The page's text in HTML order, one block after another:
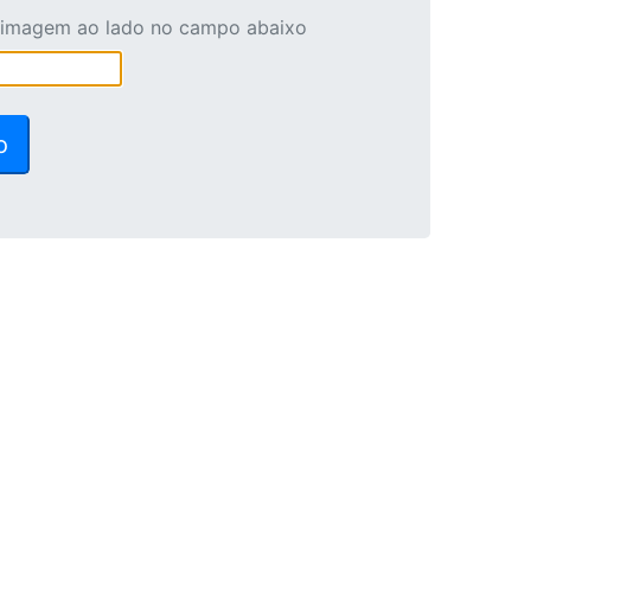
ao lado no campo abaixo